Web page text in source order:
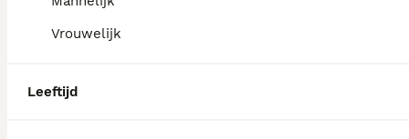
Vrouwelijk
Leeftijd
Zijn Malshi's goede honden?